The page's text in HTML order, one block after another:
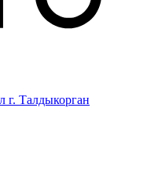
Талдыкорган